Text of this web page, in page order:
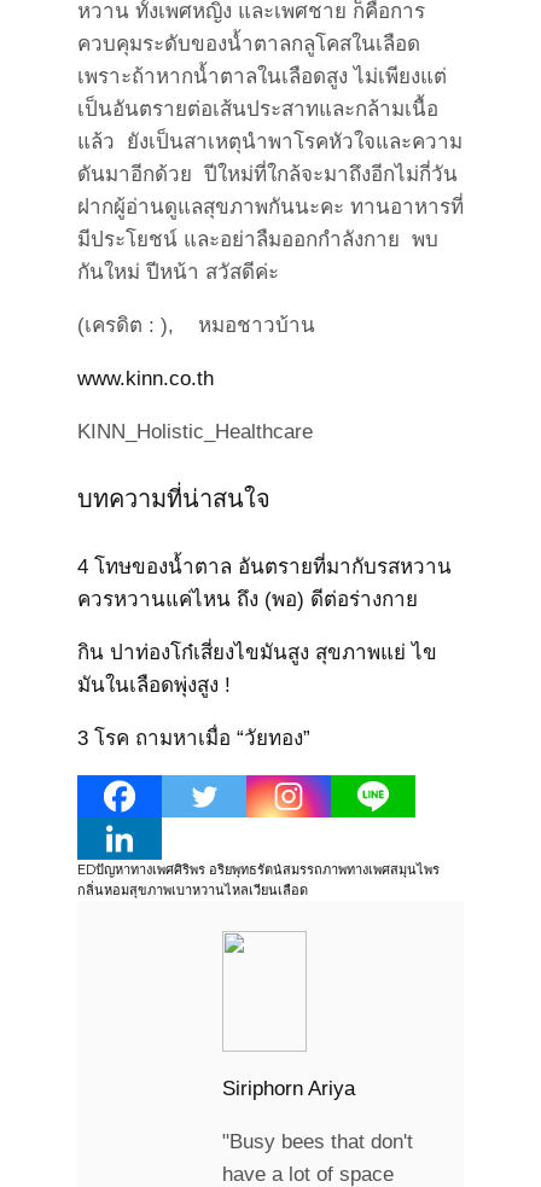
หวาน ทั้งเพศหญิง และเพศชาย ก็คือการ
ควบคุมระดับของน้ำตาลกลูโคสในเลือด
เพราะถ้าหากน้ำตาลในเลือดสูง ไม่เพียงแต่
เป็นอันตรายต่อเส้นประสาทและกล้ามเนื้อ
แล้ว ยังเป็นสาเหตุนำพาโรคหัวใจและความ
ดันมาอีกด้วย ปีใหม่ที่ใกล้จะมาถึงอีกไม่กี่วัน
ฝากผู้อ่านดูแลสุขภาพกันนะคะ ทานอาหารที่
มีประโยชน์ และอย่าลืมออกกำลังกาย พบ
กันใหม่ ปีหน้า สวัสดีค่ะ
(เครดิต : ), หมอชาวบ้าน
www.kinn.co.th
KINN_Holistic_Healthcare
บทความที่น่าสนใจ
4 โทษของน้ำตาล อันตรายที่มากับรสหวาน
ควรหวานแค่ไหน ถึง (พอ) ดีต่อร่างกาย
กิน ปาท่องโก๋เสี่ยงไขมันสูง สุขภาพแย่ ไข
มันในเลือดพุ่งสูง !
3 โรค ถามหาเมื่อ “วัยทอง”
EDปัญหาทางเพศศิริพร อริยพุทธรัตน๋สมรรถภาพทางเพศสมุนไพร
กลิ่นหอมสุขภาพเบาหวานไหลเวียนเลือด
Siriphorn Ariya
"Busy bees that don't
have a lot of space